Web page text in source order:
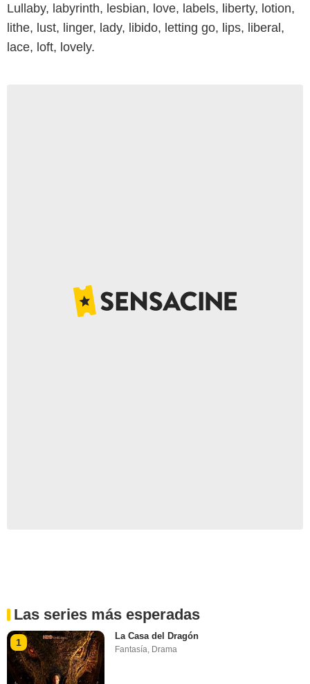
Lullaby, labyrinth, lesbian, love, labels, liberty, lotion,
lithe, lust, linger, lady, libido, letting go, lips, liberal,
lace, loft, lovely.
Las series más esperadas
1
La Casa del Dragón
Fantasía Drama